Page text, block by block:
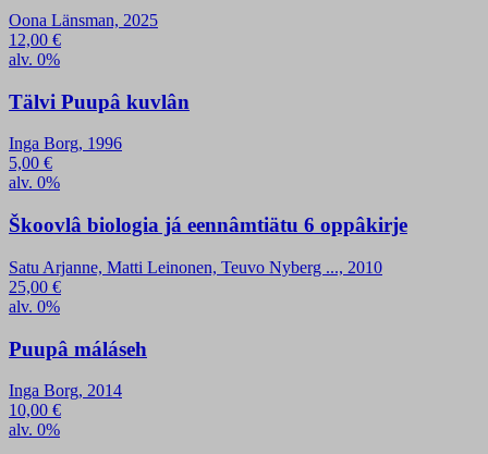
Oona Länsman, 2025
12,00 €
alv. 0%
Tälvi Puupâ kuvlân
Inga Borg, 1996
5,00 €
alv. 0%
Škoovlâ biologia já eennâmtiätu 6 oppâkirje
Satu Arjanne, Matti Leinonen, Teuvo Nyberg ..., 2010
25,00 €
alv. 0%
Puupâ máláseh
Inga Borg, 2014
10,00 €
alv. 0%